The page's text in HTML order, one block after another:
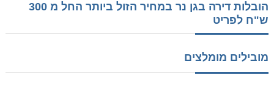
הובלות דירה בגן נר במחיר הזול ביותר החל מ 300
ש"ח לפריט
מובילים מומלצים